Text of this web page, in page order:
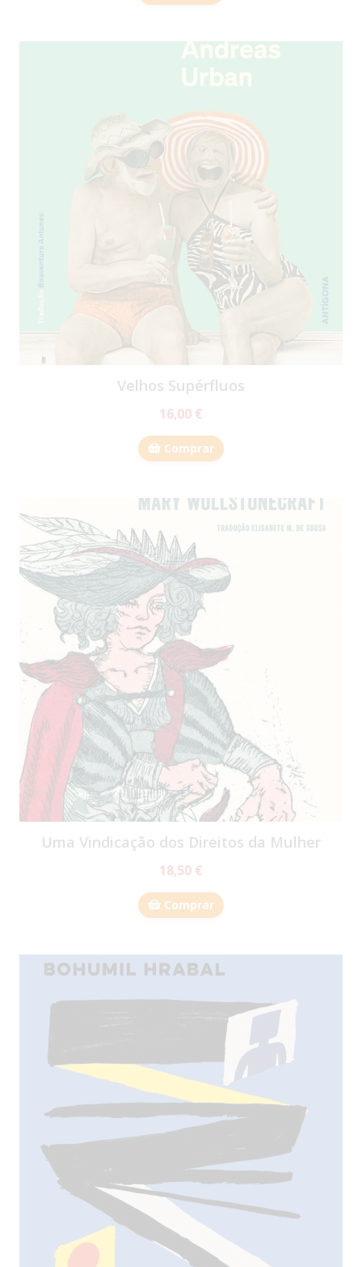
Velhos Supérfluos
16,00 €
Comprar
Uma Vindicação dos Direitos da Mulher
18,50 €
Comprar